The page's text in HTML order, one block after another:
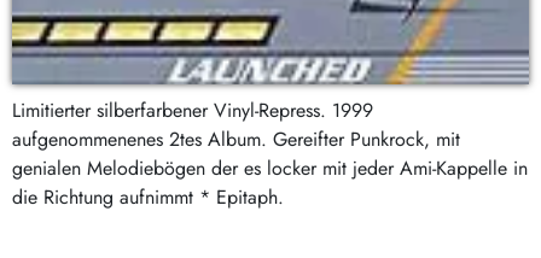
Limitierter silberfarbener Vinyl-Repress. 1999
aufgenommenenes 2tes Album. Gereifter Punkrock, mit
genialen Melodiebögen der es locker mit jeder Ami-Kappelle in
die Richtung aufnimmt * Epitaph.